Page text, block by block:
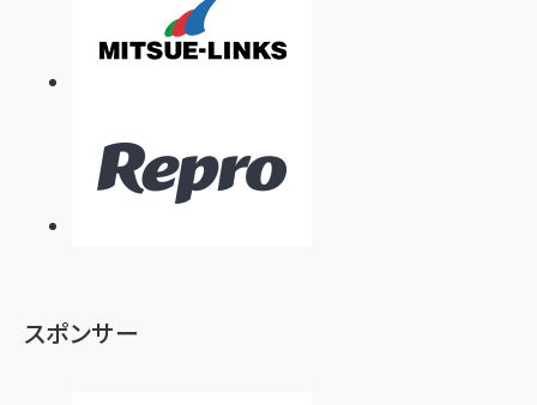
スポンサー